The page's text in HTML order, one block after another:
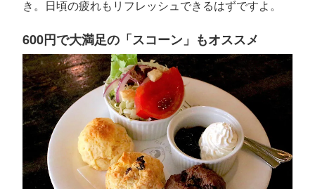
き。日頃の疲れもリフレッシュできるはずですよ。
600円で大満足の「スコーン」もオススメ